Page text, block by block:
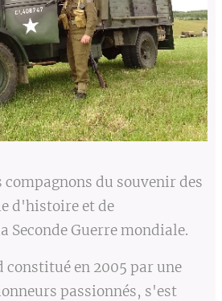
du souvenir des
d'histoire et de
Seconde Guerre mondiale.
constitué en 2005 par une
passionnés, s'est